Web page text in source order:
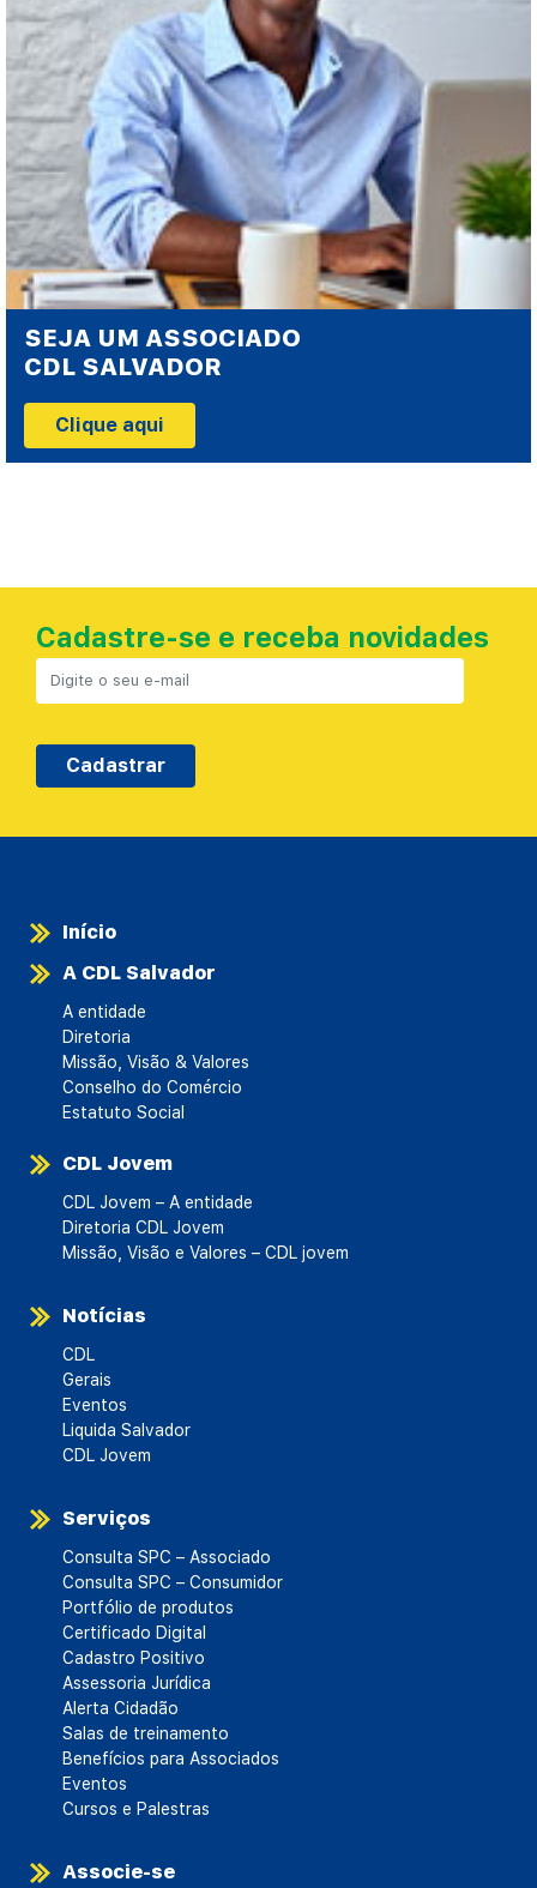
SEJA UM ASSOCIADO
CDL SALVADOR
Clique aqui
Cadastre-se e receba novidades
Cadastrar
Início
A CDL Salvador
A entidade
Diretoria
Missão, Visão & Valores
Conselho do Comércio
Estatuto Social
CDL Jovem
CDL Jovem – A entidade
Diretoria CDL Jovem
Missão, Visão e Valores – CDL jovem
Notícias
CDL
Gerais
Eventos
Liquida Salvador
CDL Jovem
Serviços
Consulta SPC – Associado
Consulta SPC – Consumidor
Portfólio de produtos
Certificado Digital
Cadastro Positivo
Assessoria Jurídica
Alerta Cidadão
Salas de treinamento
Benefícios para Associados
Eventos
Cursos e Palestras
Associe-se